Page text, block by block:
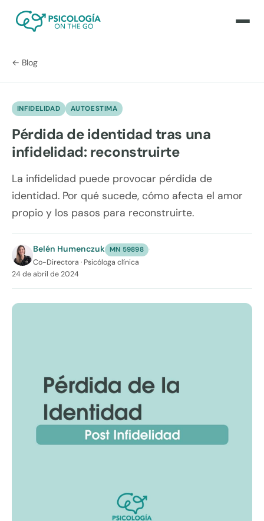
← Blog
INFIDELIDAD AUTOESTIMA
Pérdida de identidad tras una
infidelidad: reconstruirte
La infidelidad puede provocar pérdida de
identidad. Por qué sucede, cómo afecta el amor
propio y los pasos para reconstruirte.
Belén Humenczuk MN 59898 ·
Co-Directora · Psicóloga clínica
24 de abril de 2024